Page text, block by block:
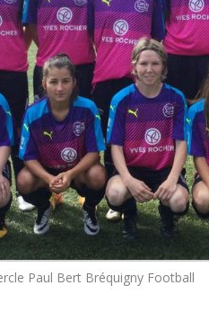
Paul Bert Bréquigny Football